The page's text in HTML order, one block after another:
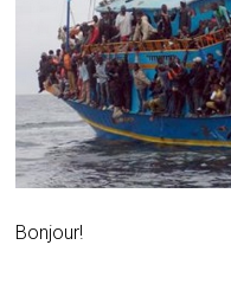
Bonjour!